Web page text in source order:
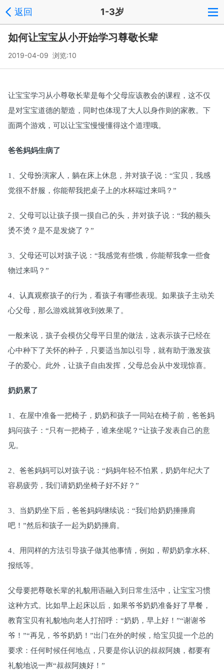
返回 1-3岁
如何让宝宝从小开始学习尊敬长辈
2019-04-09 浏览:10
让宝宝学习从小尊敬长辈是每个父母应该教会的课程，这不仅
是对宝宝道德的塑造，同时也体现了大人以身作则的家教。下
面两个游戏，可以让宝宝慢慢懂得这个道理哦。
爸爸妈妈生病了
1、父母扮演家人，躺在床上休息，并对孩子说：“宝贝，我感
觉很不舒服，你能帮我把桌子上的水杯端过来吗？”
2、父母可以让孩子摸一摸自己的头，并对孩子说：“我的额头
烫不烫？是不是发烧了？”
3、父母还可以对孩子说：“我感觉有些饿，你能帮我拿一些食
物过来吗？”
4、认真观察孩子的行为，看孩子有哪些表现。如果孩子主动关
心父母，那么游戏就算收到效果了。
一般来说，孩子会模仿父母平日里的做法，这表示孩子已经在
心中种下了关怀的种子，只要适当加以引导，就有助于激发孩
子的爱心。此外，让孩子自由发挥，父母总会从中发现惊喜。
奶奶累了
1、在屋中准备一把椅子，奶奶和孩子一同站在椅子前，爸爸妈
妈问孩子：“只有一把椅子，谁来坐呢？“让孩子发表自己的意
见。
2、爸爸妈妈可以对孩子说：“妈妈年轻不怕累，奶奶年纪大了
容易疲劳，我们请奶奶坐椅子好不好？”
3、当奶奶坐下后，爸爸妈妈继续说：“我们给奶奶捶捶肩
吧！”然后和孩子一起为奶奶捶肩。
4、用同样的方法引导孩子做其他事情，例如，帮奶奶拿水杯、
报纸等。
父母要把尊敬长辈的礼貌用语融入到日常生活中，让宝宝习惯
这种方式。比如早上起床以后，如果爷爷奶奶准备好了早餐，
教育宝贝有礼貌地向老人打招呼：“奶奶，早上好！”“谢谢爷
爷！”“再见，爷爷奶奶！”出门在外的时候，给宝贝提一个总的
要求：任何时候任何地点，只要是你认识的叔叔阿姨，都要有
礼貌地说一声“叔叔阿姨好！”